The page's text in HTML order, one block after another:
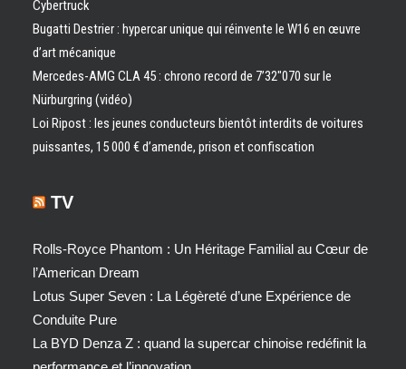
Cybertruck
Bugatti Destrier : hypercar unique qui réinvente le W16 en œuvre
d’art mécanique
Mercedes-AMG CLA 45 : chrono record de 7’32″070 sur le
Nürburgring (vidéo)
Loi Ripost : les jeunes conducteurs bientôt interdits de voitures
puissantes, 15 000 € d’amende, prison et confiscation
TV
Rolls-Royce Phantom : Un Héritage Familial au Cœur de
l’American Dream
Lotus Super Seven : La Légèreté d’une Expérience de
Conduite Pure
La BYD Denza Z : quand la supercar chinoise redéfinit la